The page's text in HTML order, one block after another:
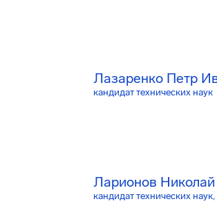
Лазаренко Петр
кандидат технических наук
Ларионов
кандидат технических